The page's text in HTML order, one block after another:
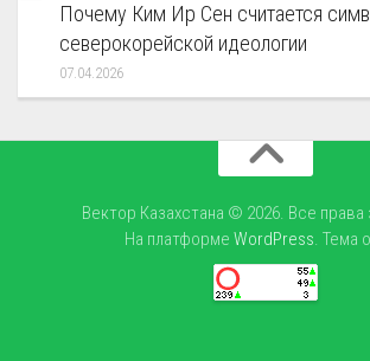
Почему Ким Ир Сен считается
северокорейской идеологии
07.04.2026
Вектор Казахстана © 2026. Все
На платформе WordPress. Тема